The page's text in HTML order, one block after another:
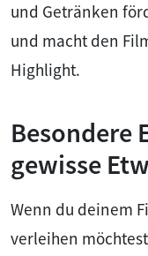
und Getränken
und macht den
Highlight.
Besondere
gewisse
Wenn du deinem
verleihen